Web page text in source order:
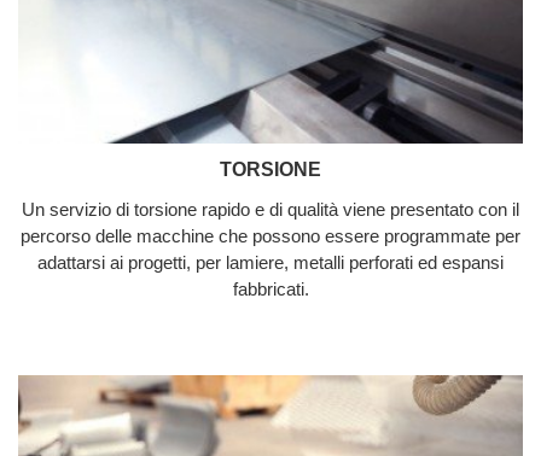
TORSIONE
Un servizio di torsione rapido e di qualità viene presentato con il
percorso delle macchine che possono essere programmate per
adattarsi ai progetti, per lamiere, metalli perforati ed espansi
fabbricati.